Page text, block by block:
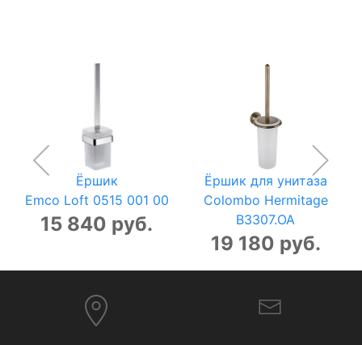
Ёршик
Emco Loft 0515 001 00
15 840 руб.
Ёршик для унитаза
Colombo Hermitage
B3307.OA
19 180 руб.